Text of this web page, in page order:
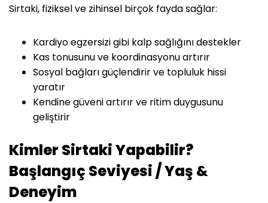
Sirtaki, fiziksel ve zihinsel birçok fayda sağlar:
Kardiyo egzersizi gibi kalp sağlığını destekler
Kas tonusunu ve koordinasyonu artırır
Sosyal bağları güçlendirir ve topluluk hissi
yaratır
Kendine güveni artırır ve ritim duygusunu
geliştirir
Kimler Sirtaki Yapabilir?
Başlangıç Seviyesi / Yaş &
Deneyim